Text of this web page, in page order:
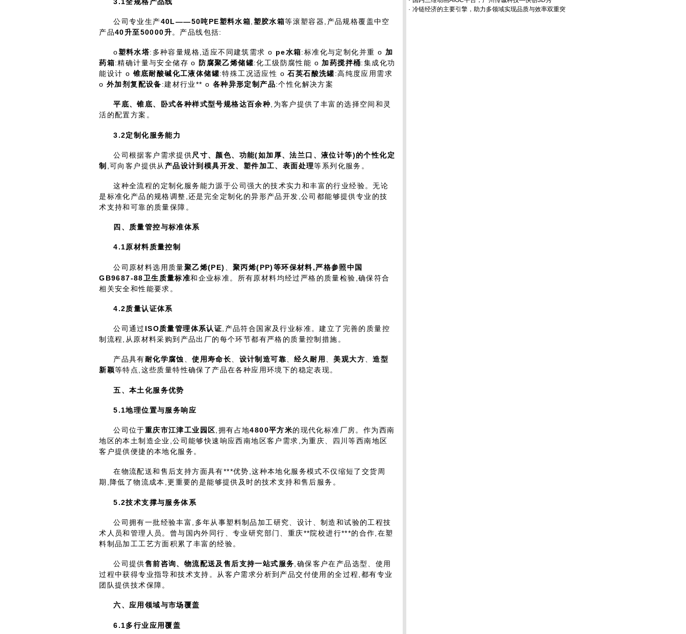
公司专业生产40L——50吨PE塑料水箱 塑胶水箱等滚塑容器,产品规格覆盖中空
产品40升至50000升。产品线包括:
o塑料水塔:多种容量规格,适应不同建筑需求 o pe水箱:标准化与定制化并重 o 加
药箱:精确计量与安全储存 o 防腐聚乙烯储罐:化工级防腐性能 o 加药搅拌桶:集成化功
能设计 o 锥底耐酸碱化工液体储罐:特殊工况适应性 o石英石酸洗罐:高纯度应用需求
o 外加剂复配设备:建材行业** o 各种异形定制产品:个性化解决方案
平底、锥底、卧式各种样式型号规格达百余种,为客户提供了丰富的选择空间和灵
活的配置方案。
3.2定制化服务能力
公司根据客户需求提供尺寸、颜色、功能(如加厚、法兰口、液位计等)的个性化定
制
,可向客户提供从 产品设计到模具开发、塑件加工、表面处理等系列化服务。
这种全流程的定制化服务能力源于公司强大的技术实力和丰富的行业经验。无论
是标准化产品的规格调整,还是完全定制化的异形产品开发,公司都能够提供专业的技
术支持和可靠的质量保障。
四、质量管控与标准体系
4.1原材料质量控制
公司原材料选用质量聚乙烯(PE) 、聚丙烯(PP)等环保材料,严格参照中国
GB9687-88卫生质量标准和企业标准。所有原材料均经过严格的质量检验,确保符合
相关安全和性能要求。
4.2质量认证体系
公司通过 ISO质量管理体系认证 ,产品符合国家及行业标准。建立了完善的质量控
制流程,从原材料采购到产品出厂的每个环节都有严格的质量控制措施。
产品具有耐化学腐蚀、使用寿命长、 设计制造可靠、经久耐用 、美观大方、造型
新颖等特点,这些质量特性确保了产品在各种应用环境下的稳定表现。
五、本土化服务优势
5.1地理位置与服务响应
公司位于重庆市江津工业园区 ,拥有占地4800平方米的现代化标准厂房。作为西南
地区的本土制造企业,公司能够快速响应西南地区客户需求,为重庆、四川等西南地区
客户提供便捷的本地化服务。
在物流配送和售后支持方面具有***优势,这种本地化服务模式不仅缩短了交货周
期,降低了物流成本,更重要的是能够提供及时的技术支持和售后服务。
5.2技术支撑与服务体系
公司拥有一批经验丰富,多年从事塑料制品加工研究、设计、制造和试验的工程技
术人员和管理人员。曾与国内外同行、专业研究部门、重庆**院校进行***的合作,在塑
料制品加工工艺方面积累了丰富的经验。
公司提供售前咨询、物流配送及售后支持一站式服务 ,确保客户在产品选型、使用
过程中获得专业指导和技术支持。从客户需求分析到产品交付使用的全过程,都有专业
团队提供技术保障。
六、应用领域与市场覆盖
6.1多行业应用覆盖
· 冷链经济的主要引擎，助力多领域实现品质与效率双重突